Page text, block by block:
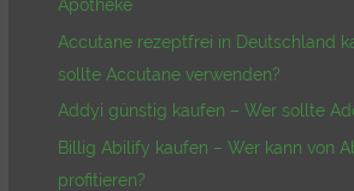
Apotheke
Accutane rezeptfrei in Deutschland
sollte Accutane verwenden?
Addyi günstig kaufen – Wer sollte
Billig Abilify kaufen – Wer kann von
profitieren?